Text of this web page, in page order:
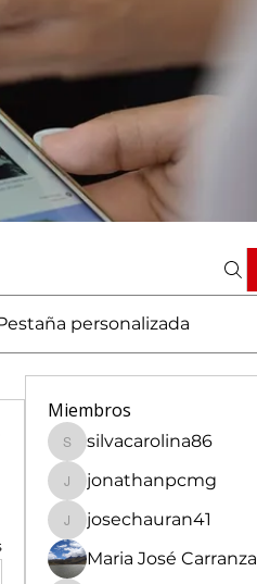
personalizada
Miembros
silvacarolina86
silvacarolina86
jonathanpcmg
jonathanpcmg
josechauran41
josechauran41
Maria José Carranza